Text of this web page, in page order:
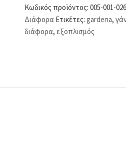
Κωδικός προϊόντος: 005-001-026
Διάφορα Ετικέτες: gardena,
διάφορα, εξοπλισμός